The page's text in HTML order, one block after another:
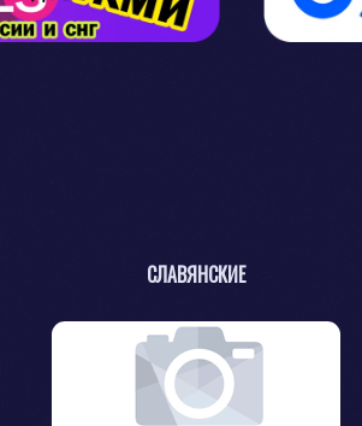
СЛАВЯНСКИЕ